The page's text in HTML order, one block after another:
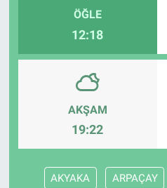
ÖĞLE
12:18
AKŞAM
19:22
AKYAKA ARPAÇAY